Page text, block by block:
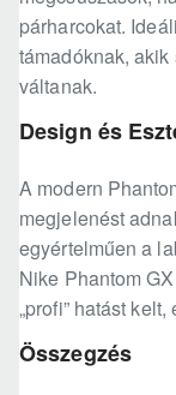
párharcokat.
támadóknak,
váltanak.
Design és
A modern
megjelenést
egyértelműen a
Nike Phantom
„profi” hatást
Összegzés